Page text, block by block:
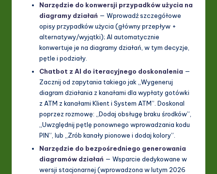
Narzędzie do konwersji przypadków użycia na
diagramy działań — Wprowadź szczegółowe
opisy przypadków użycia (główny przepływ +
alternatywy/wyjątki); AI automatycznie
konwertuje je na diagramy działań, w tym decyzje,
pętle i podziały.
Chatbot z AI do iteracyjnego doskonalenia —
Zacznij od zapytania takiego jak „Wygeneruj
diagram działania z kanałami dla wypłaty gotówki
z ATM z kanałami Klient i System ATM”. Doskonal
poprzez rozmowę: „Dodaj obsługę braku środków”,
„Uwzględnij pętlę ponownego wprowadzania kodu
PIN”, lub „Zrób kanały pionowe i dodaj kolory”.
Narzędzie do bezpośredniego generowania
diagramów działań — Wsparcie dedykowane w
wersji stacjonarnej (wprowadzona w lutym 2026